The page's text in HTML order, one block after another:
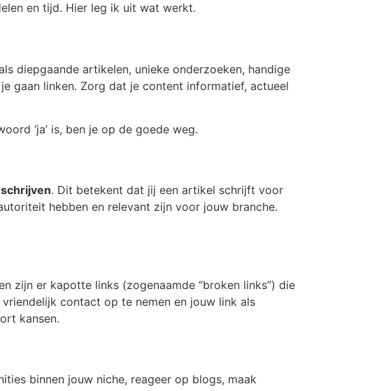
en tijd. Hier leg ik uit wat werkt.
diepgaande artikelen, unieke onderzoeken, handige
gaan linken. Zorg dat je content informatief, actueel
‘ja’ is, ben je op de goede weg.
. Dit betekent dat jij een artikel schrijft voor
hebben en relevant zijn voor jouw branche.
zijn er kapotte links (zogenaamde “broken links”) die
contact op te nemen en jouw link als
kansen.
binnen jouw niche, reageer op blogs, maak